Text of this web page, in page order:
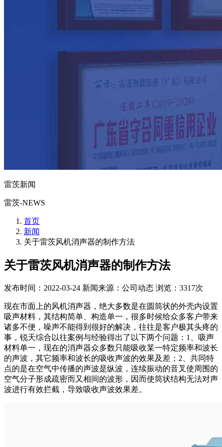
雷茨新闻
雷茨-NEWS
首页
新闻
关于雷茨风机消声器的制作方法
关于雷茨风机消声器的制作方法
发布时间：2022-03-24 新闻来源：公司动态 浏览：3317次
现在市面上的风机消声器，绝大多数是在圆筒状的外壳内设置
吸声材料，其结构简单、构造单一，很多时候给众多客户带来
诸多不便，噪声不能得到很好的解决，往往是客户极其头疼的
事，锐天综合以往案例与经验得出了以下两个问题：1、吸声
材料单一，现在的消声器众多数只能吸收某一特定频率和波长
的声波，其它频率和波长的吸收声波的效果及差；2、共同特
点的是在空气中传播的声波是纵波，连续振动的音叉使周围的
空气分子形成疏密而又相间的波形，因而使筒状结构无法对声
波进行有效拦截，导致吸收声波效果差。